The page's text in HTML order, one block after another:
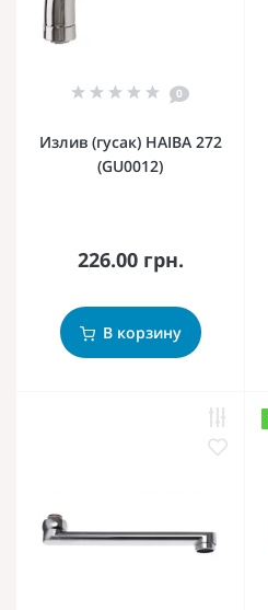
0
Излив (гусак) HAIBA 272
(GU0012)
226.00 грн.
В корзину